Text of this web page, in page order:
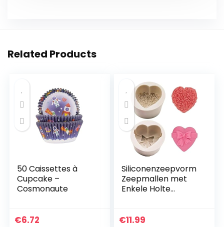
Related Products
50 Caissettes à
Cupcake –
Cosmonaute
€6.72
Siliconenzeepvorm
Zeepmallen met
Enkele Holte
Cakevorm
€11.99